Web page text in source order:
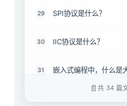
29 SPI协议是什么？
30 IIC协议是什么？
31 嵌入式编程中，什么是
共 34 篇